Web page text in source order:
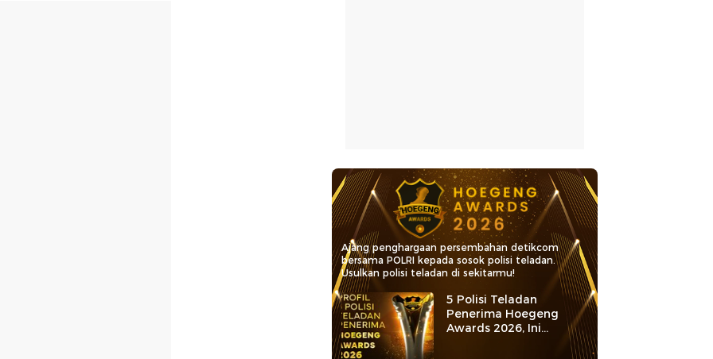
Ajang penghargaan persembahan detikcom
bersama POLRI kepada sosok polisi teladan.
Usulkan polisi teladan di sekitarmu!
5 Polisi Teladan
Penerima Hoegeng
Awards 2026, Ini
Kategori dan Kiprahnya